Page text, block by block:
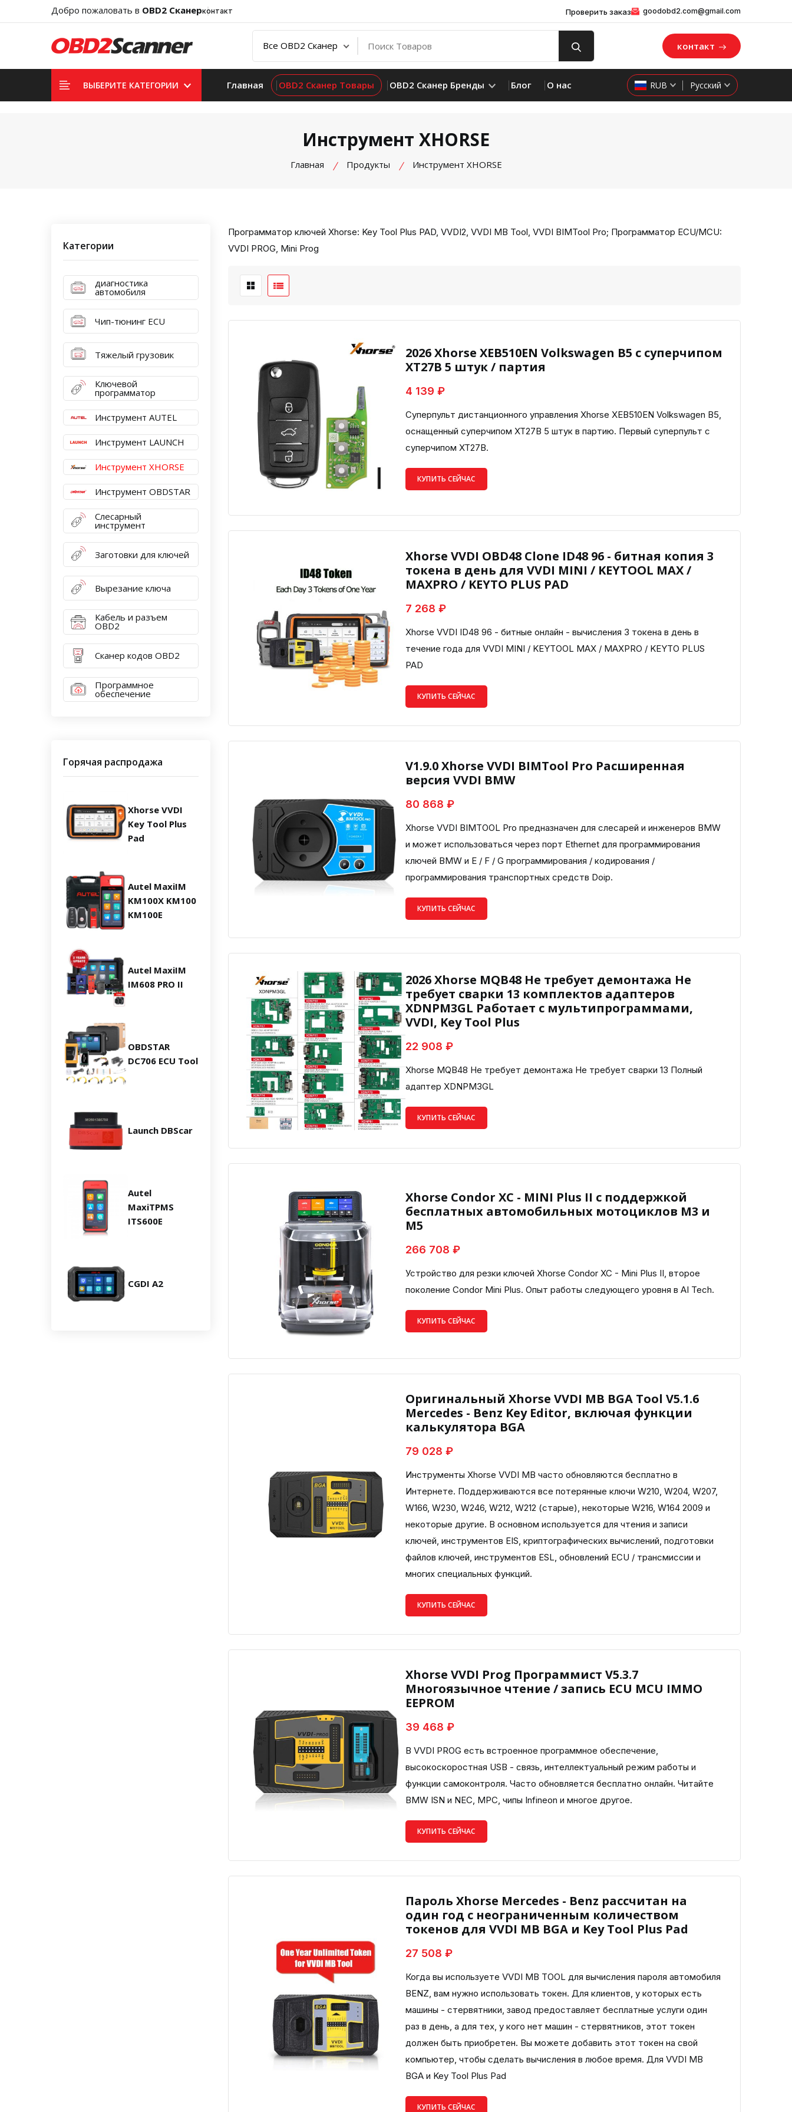
Добро пожаловать в OBD2 Сканерконтакт Проверить заказ goodobd2.com@gmail.com
контакт
ВЫБЕРИТЕ КАТЕГОРИИ Главная OBD2 Сканер Товары OBD2 Сканер Бренды Блог О нас RUB Русский
Инструмент XHORSE
Главная Продукты Инструмент XHORSE
Категории
диагностика
автомобиля
Чип-тюнинг ECU
Тяжелый грузовик
Ключевой
программатор
Инструмент AUTEL
Инструмент LAUNCH
Инструмент XHORSE
Инструмент OBDSTAR
Слесарный
инструмент
Заготовки для ключей
Вырезание ключа
Кабель и разъем
OBD2
Сканер кодов OBD2
Программное
обеспечение
Горячая распродажа
Xhorse VVDI
Key Tool Plus
Pad
Autel MaxiIM
KM100X KM100
KM100E
Autel MaxiIM
IM608 PRO II
OBDSTAR
DC706 ECU Tool
Launch DBScar
Autel
MaxiTPMS
ITS600E
CGDI A2
Программатор ключей Xhorse: Key Tool Plus PAD, VVDI2, VVDI MB Tool, VVDI BIMTool Pro; Программатор ECU/MCU:
VVDI PROG, Mini Prog
2026 Xhorse XEB510EN Volkswagen B5 с суперчипом
XT27B 5 штук / партия
4 139 ₽
Суперпульт дистанционного управления Xhorse XEB510EN Volkswagen B5,
оснащенный суперчипом XT27B 5 штук в партию. Первый суперпульт с
суперчипом XT27B.
КУПИТЬ СЕЙЧАС
Xhorse VVDI OBD48 Clone ID48 96 - битная копия 3
токена в день для VVDI MINI / KEYTOOL MAX /
MAXPRO / KEYTO PLUS PAD
7 268 ₽
Xhorse VVDI ID48 96 - битные онлайн - вычисления 3 токена в день в
течение года для VVDI MINI / KEYTOOL MAX / MAXPRO / KEYTO PLUS
PAD
КУПИТЬ СЕЙЧАС
V1.9.0 Xhorse VVDI BIMTool Pro Расширенная
версия VVDI BMW
80 868 ₽
Xhorse VVDI BIMTOOL Pro предназначен для слесарей и инженеров BMW
и может использоваться через порт Ethernet для программирования
ключей BMW и E / F / G программирования / кодирования /
программирования транспортных средств Doip.
КУПИТЬ СЕЙЧАС
2026 Xhorse MQB48 Не требует демонтажа Не
требует сварки 13 комплектов адаптеров
XDNPM3GL Работает с мультипрограммами,
VVDI, Key Tool Plus
22 908 ₽
Xhorse MQB48 Не требует демонтажа Не требует сварки 13 Полный
адаптер XDNPM3GL
КУПИТЬ СЕЙЧАС
Xhorse Condor XC - MINI Plus II с поддержкой
бесплатных автомобильных мотоциклов M3 и
M5
266 708 ₽
Устройство для резки ключей Xhorse Condor XC - Mini Plus II, второе
поколение Condor Mini Plus. Опыт работы следующего уровня в AI Tech.
КУПИТЬ СЕЙЧАС
Оригинальный Xhorse VVDI MB BGA Tool V5.1.6
Mercedes - Benz Key Editor, включая функции
калькулятора BGA
79 028 ₽
Инструменты Xhorse VVDI MB часто обновляются бесплатно в
Интернете. Поддерживаются все потерянные ключи W210, W204, W207,
W166, W230, W246, W212, W212 (старые), некоторые W216, W164 2009 и
некоторые другие. В основном используется для чтения и записи
ключей, инструментов EIS, криптографических вычислений, подготовки
файлов ключей, инструментов ESL, обновлений ECU / трансмиссии и
многих специальных функций.
КУПИТЬ СЕЙЧАС
Xhorse VVDI Prog Программист V5.3.7
Многоязычное чтение / запись ECU MCU IMMO
EEPROM
39 468 ₽
В VVDI PROG есть встроенное программное обеспечение,
высокоскоростная USB - связь, интеллектуальный режим работы и
функции самоконтроля. Часто обновляется бесплатно онлайн. Читайте
BMW ISN и NEC, MPC, чипы Infineon и многое другое.
КУПИТЬ СЕЙЧАС
Пароль Xhorse Mercedes - Benz рассчитан на
один год с неограниченным количеством
токенов для VVDI MB BGA и Key Tool Plus Pad
27 508 ₽
Когда вы используете VVDI MB TOOL для вычисления пароля автомобиля
BENZ, вам нужно использовать токен. Для клиентов, у которых есть
машины - стервятники, завод предоставляет бесплатные услуги один
раз в день, а для тех, у кого нет машин - стервятников, этот токен
должен быть приобретен. Вы можете добавить этот токен на свой
компьютер, чтобы сделать вычисления в любое время. Для VVDI MB
BGA и Key Tool Plus Pad
КУПИТЬ СЕЙЧАС